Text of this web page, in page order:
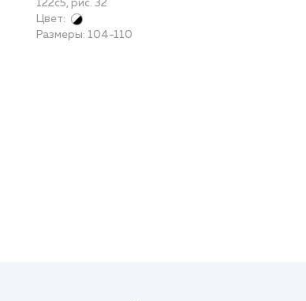
122с5, рис. 32
Цвет:
Размеры: 104-110